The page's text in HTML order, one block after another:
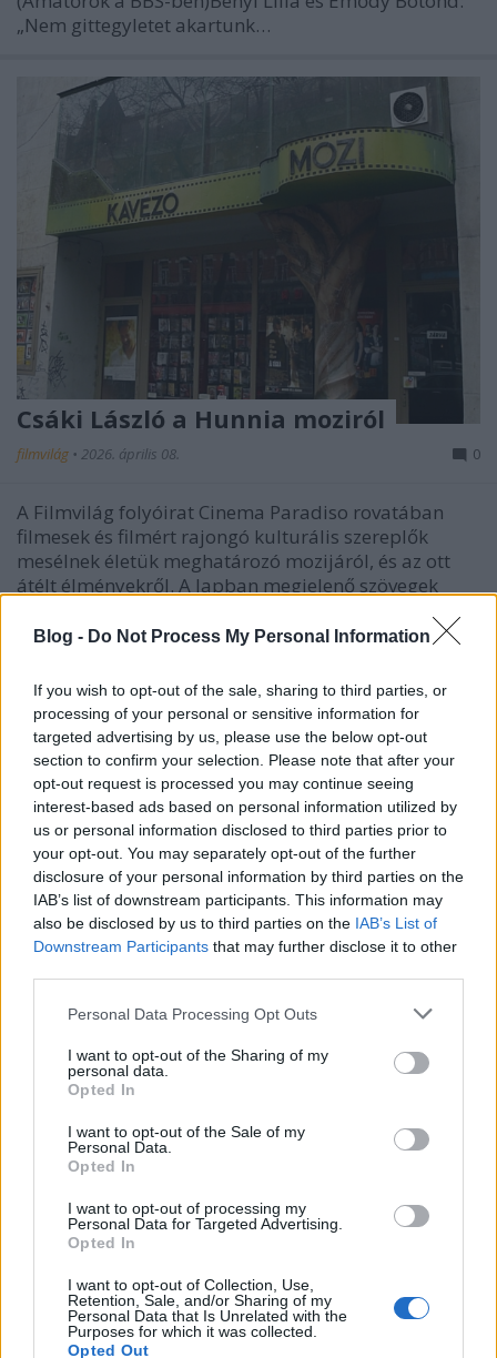
Blog - Do Not Process My Personal Information
If you wish to opt-out of the sale, sharing to third parties, or
processing of your personal or sensitive information for
targeted advertising by us, please use the below opt-out
section to confirm your selection. Please note that after your
opt-out request is processed you may continue seeing
interest-based ads based on personal information utilized by
us or personal information disclosed to third parties prior to
your opt-out. You may separately opt-out of the further
disclosure of your personal information by third parties on the
IAB’s list of downstream participants. This information may
also be disclosed by us to third parties on the IAB’s List of
Downstream Participants that may further disclose it to other
Please note that this website/app uses one or more Google
not limited to your visit or usage behaviour. You may click to
grant or deny consent to Google and its third-party tags to
use your data for below specified purposes in below Google
consent section.
Personal Data Processing Opt Outs
I want to opt-out of the Sharing of my
personal data.
Opted In
I want to opt-out of the Sale of my
Personal Data.
Opted In
I want to opt-out of processing my
Personal Data for Targeted Advertising.
Opted In
I want to opt-out of Collection, Use,
Retention, Sale, and/or Sharing of my
Personal Data that Is Unrelated with the
Purposes for which it was collected.
Opted Out
„Nem gittegyletet akartunk…
Csáki László a Hunnia moziról
filmvilág • 2026. április 08. 0
A Filmvilág folyóirat Cinema Paradiso rovatában
filmesek és filmért rajongó kulturális szereplők
mesélnek életük meghatározó mozijáról, és az ott
átélt élményekről. A lapban megjelenő szövegek
(ma egy kocsma/bár a kiskörúton) mentem
Itt az áprilisi Filmvilág!
filmvilág•2026. április 01.
MAGYAR TELEVÍZIÓVajda Judit: „Az ember egy kicsit
bebújik valaki mögé” (Beszélgetés Molnár György
(A Magyar Televízió első tévéjátékai)Bakos Gábor:
Szegényen, de szabadon (Zsigmond Dezső: A tűz